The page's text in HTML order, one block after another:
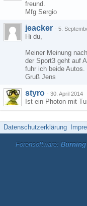
freund.
Mfg Sergio
jeacker - 5.
Hi du,
Meiner Meinung
der Sport3 geht auf
fuhr ich beide Autos.
Gruß Jens
styro - 30. April 2014
Ist ein Photon mit
Datenschutzerklärung
Forensoftware: Burning